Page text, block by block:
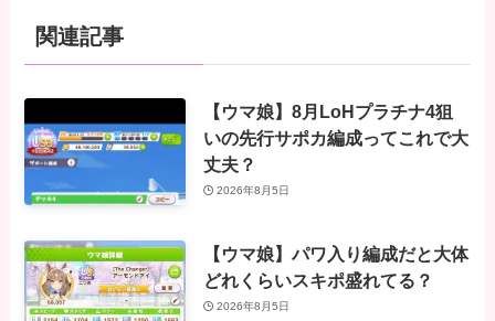
関連記事
【ウマ娘】8月LoHプラチナ4狙
いの先行サポカ編成ってこれで大
丈夫？
2026年8月5日
【ウマ娘】パワ入り編成だと大体
どれくらいスキポ盛れてる？
2026年8月5日